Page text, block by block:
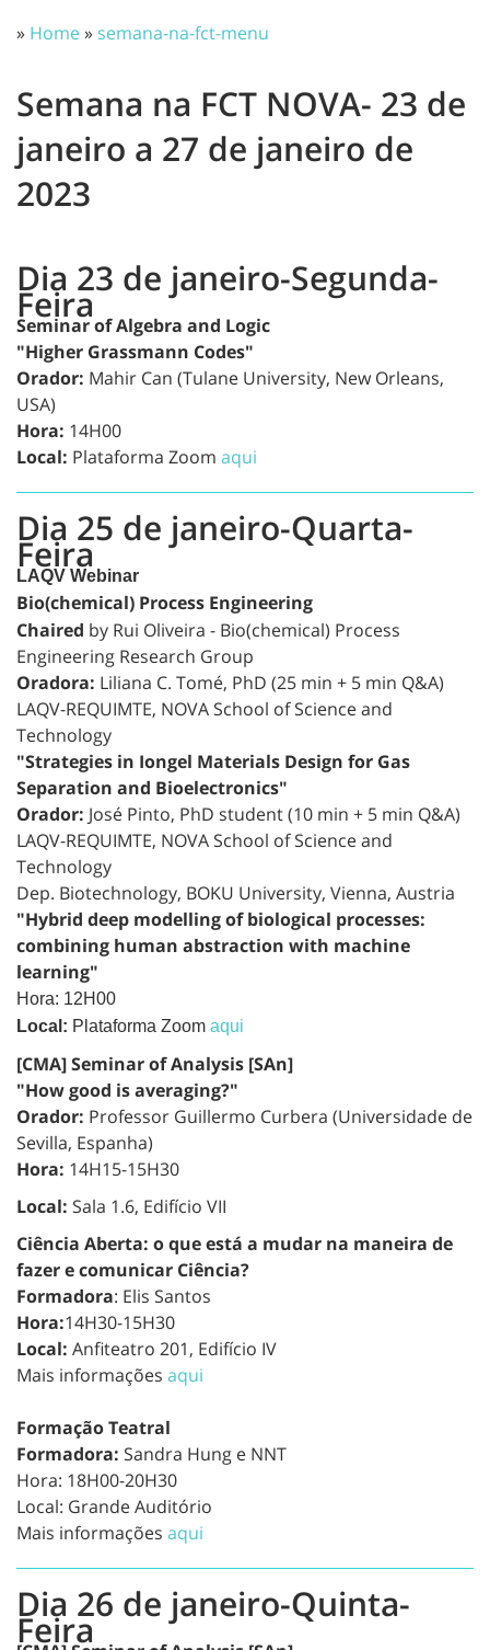
» Home» semana-na-fct-menu
Semana na FCT NOVA- 23 de
janeiro a 27 de janeiro de
2023
Dia 23 de janeiro-Segunda-
Feira
Seminar of Algebra and Logic
"Higher Grassmann Codes"
Orador: Mahir Can (Tulane University, New Orleans,
USA)
Hora: 14H00
Local: Plataforma Zoom aqui
Dia 25 de janeiro-Quarta-
Feira
LAQV Webinar
Bio(chemical) Process Engineering
Chaired by Rui Oliveira - Bio(chemical) Process
Engineering Research Group
Oradora: Liliana C. Tomé, PhD (25 min + 5 min Q&A)
LAQV-REQUIMTE, NOVA School of Science and
Technology
"Strategies in Iongel Materials Design for Gas
Separation and Bioelectronics"
Orador: José Pinto, PhD student (10 min + 5 min Q&A)
LAQV-REQUIMTE, NOVA School of Science and
Technology
Dep. Biotechnology, BOKU University, Vienna, Austria
"Hybrid deep modelling of biological processes:
combining human abstraction with machine
learning"
Hora: 12H00
Local: Plataforma Zoom aqui
[CMA] Seminar of Analysis [SAn]
"How good is averaging?"
Orador: Professor Guillermo Curbera (Universidade de
Sevilla, Espanha)
Hora: 14H15-15H30
Local: Sala 1.6, Edifício VII
Ciência Aberta: o que está a mudar na maneira de
fazer e comunicar Ciência?
Formadora: Elis Santos
Hora:14H30-15H30
Local: Anfiteatro 201, Edifício IV
Mais informações aqui
Formação Teatral
Formadora: Sandra Hung e NNT
Hora: 18H00-20H30
Local: Grande Auditório
Mais informações aqui
Dia 26 de janeiro-Quinta-
Feira